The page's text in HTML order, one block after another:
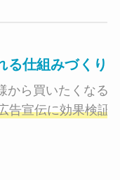
る仕組みづくり
から買いたくなる
告宣伝に効果検証